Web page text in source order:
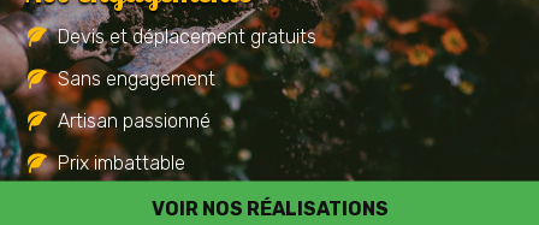
VOIR NOS RÉALISATIONS
Devis et déplacement gratuits
Sans engagement
Artisan passionné
Prix imbattable
Travail de qualité